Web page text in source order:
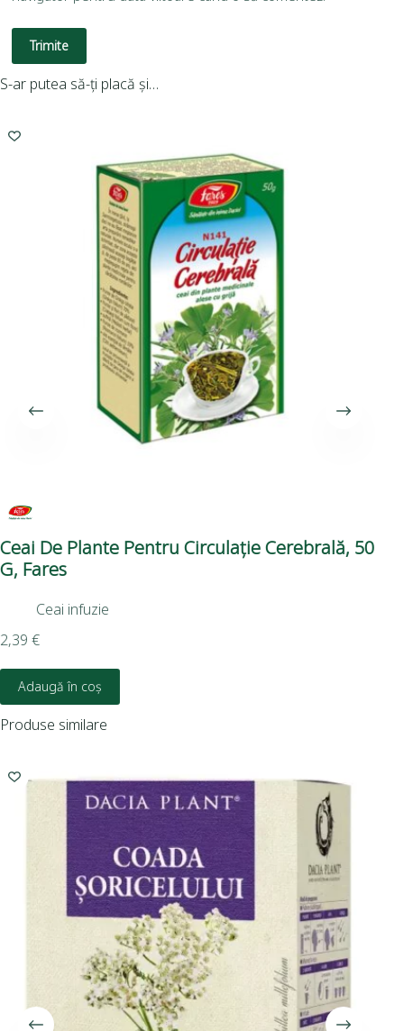
Trimite
S-ar putea să-ți placă și…
Ceai De Plante Pentru Circulație Cerebrală, 50
G, Fares
Ceai infuzie
2,39 €
Adaugă în coș
Produse similare